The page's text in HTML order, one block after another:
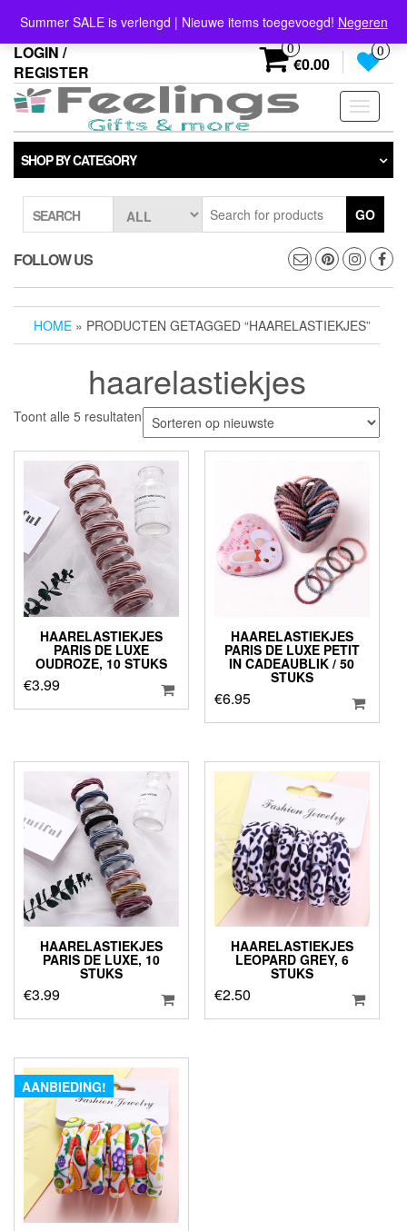
the
content
Summer SALE is verlengd | Nieuwe items toegevoegd! Negeren
info@feelings-giftshop.nl
LOGIN /
REGISTER
0
€0.00
0
Toggle
SHOP BY CATEGORY
SEARCH GO
FOLLOW US
HOME » PRODUCTEN GETAGGED “HAARELASTIEKJES”
haarelastiekjes
Toont alle 5 resultaten Gesorteerd
op
nieuwste
HAARELASTIEKJES
PARIS DE LUXE
OUDROZE, 10 STUKS
€3.99
HAARELASTIEKJES
PARIS DE LUXE PETIT
IN CADEAUBLIK / 50
STUKS
€6.95
HAARELASTIEKJES
PARIS DE LUXE, 10
STUKS
€3.99
HAARELASTIEKJES
LEOPARD GREY, 6
STUKS
€2.50
AANBIEDING!